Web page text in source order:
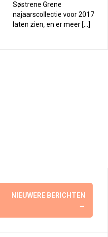
Søstrene Grene
najaarscollectie voor 2017
laten zien, en er meer […]
NIEUWERE BERICHTEN
→